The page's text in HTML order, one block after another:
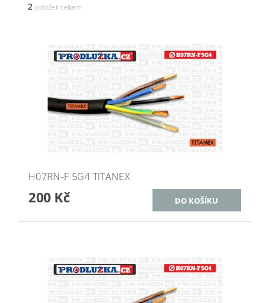
2 položek celkem
H07RN-F 5G4 TITANEX
200 Kč